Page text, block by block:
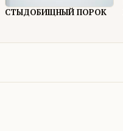
СТЫДОБИЩНЫЙ ПОРОК